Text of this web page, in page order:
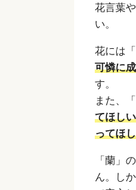
花言葉
い。
花には
可憐に
す。
また、
てほし
ってほ
「蘭」
ん。し